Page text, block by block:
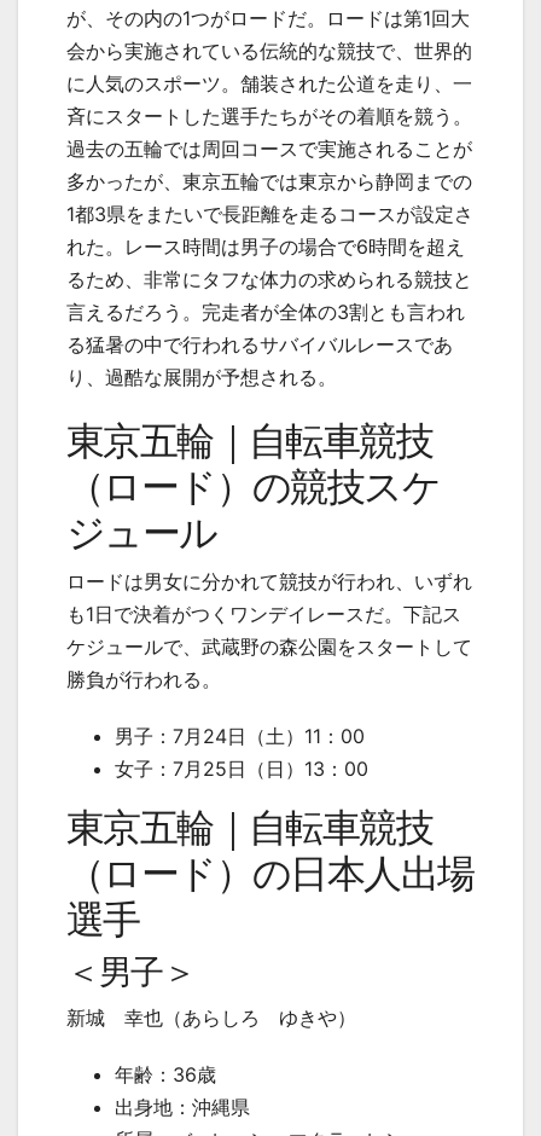
が、その内の1つがロードだ。ロードは第1回大
会から実施されている伝統的な競技で、世界的
に人気のスポーツ。舗装された公道を走り、一
斉にスタートした選手たちがその着順を競う。
過去の五輪では周回コースで実施されることが
多かったが、東京五輪では東京から静岡までの
1都3県をまたいで長距離を走るコースが設定さ
れた。レース時間は男子の場合で6時間を超え
るため、非常にタフな体力の求められる競技と
言えるだろう。完走者が全体の3割とも言われ
る猛暑の中で行われるサバイバルレースであ
り、過酷な展開が予想される。
東京五輪｜自転車競技
（ロード）の競技スケ
ジュール
ロードは男女に分かれて競技が行われ、いずれ
も1日で決着がつくワンデイレースだ。下記ス
ケジュールで、武蔵野の森公園をスタートして
勝負が行われる。
男子： 7月 24日（土） 11 ： 00
女子： 7月 25日（日） 13 ： 00
東京五輪｜自転車競技
（ロード）の日本人出場
選手
＜男子＞
新城 幸也（あらしろ ゆきや）
年齢： 36歳
出身地：沖縄県